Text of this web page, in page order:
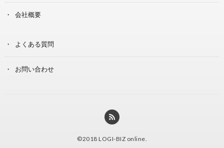
会社概要
よくある質問
お問い合わせ
©2018 LOGI-BIZ online